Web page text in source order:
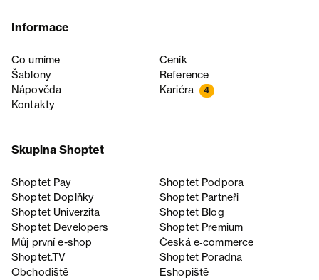
Informace
Co umíme
Ceník
Šablony
Reference
Nápověda
Kariéra 4
Kontakty
Skupina Shoptet
Shoptet Pay
Shoptet Podpora
Shoptet Doplňky
Shoptet Partneři
Shoptet Univerzita
Shoptet Blog
Shoptet Developers
Shoptet Premium
Můj první e-shop
Česká e‑commerce
Shoptet.TV
Shoptet Poradna
Obchodiště
Eshopiště